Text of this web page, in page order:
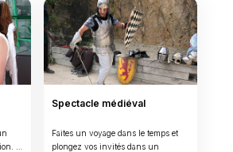
…
Spectacle médiéval
Faites un voyage dans le temps et
plongez vos invités dans un